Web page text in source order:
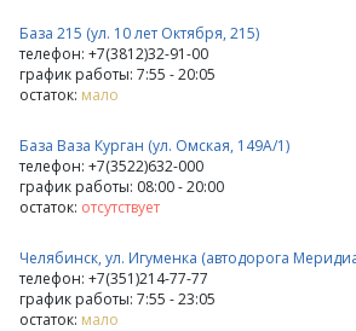
База 215 (ул. 10 лет Октября, 215)
телефон: +7(3812)32-91-00
график работы: 7:55 - 20:05
остаток: мало
База Ваза Курган (ул. Омская, 149А/1)
телефон: +7(3522)632-000
график работы: 08:00 - 20:00
остаток: отсутствует
Челябинск, ул. Игуменка (автодорога
телефон: +7(351)214-77-77
график работы: 7:55 - 23:05
остаток: мало